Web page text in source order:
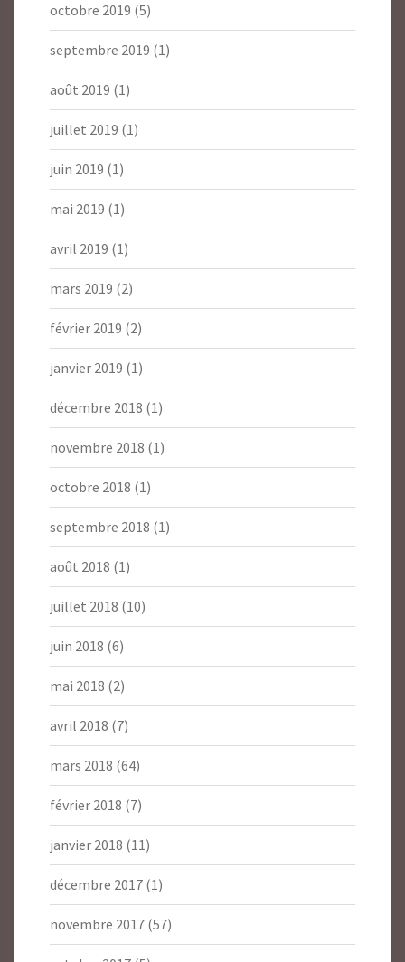
octobre 2019 (5)
septembre 2019 (1)
août 2019 (1)
juillet 2019 (1)
juin 2019 (1)
mai 2019 (1)
avril 2019 (1)
mars 2019 (2)
février 2019 (2)
janvier 2019 (1)
décembre 2018 (1)
novembre 2018 (1)
octobre 2018 (1)
septembre 2018 (1)
août 2018 (1)
juillet 2018 (10)
juin 2018 (6)
mai 2018 (2)
avril 2018 (7)
mars 2018 (64)
février 2018 (7)
janvier 2018 (11)
décembre 2017 (1)
novembre 2017 (57)